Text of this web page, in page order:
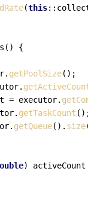
(this
()
{
getPoolSize();
getActiveCount
= executor.
getTaskCount ();
getQueue(). size();
) activeCount /